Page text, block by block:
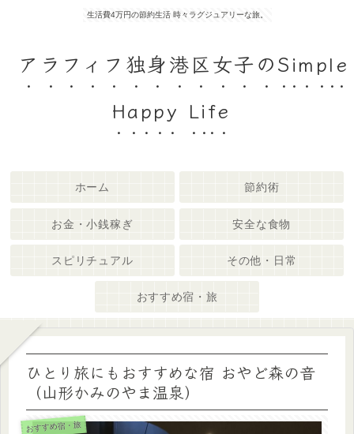
生活費4万円の節約生活 時々ラグジュアリーな旅。
アラフィフ独身港区女子のSimple
Happy Life
ホーム 節約術
お金・小銭稼ぎ 安全な食物
スピリチュアル その他・日常
おすすめ宿・旅
ひとり旅にもおすすめな宿 おやど森の音
（山形かみのやま温泉）
おすすめ宿・旅